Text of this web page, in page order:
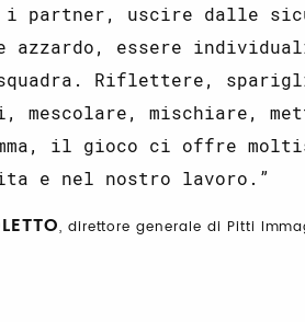
i partner, uscire dalle
azzardo, essere
Riflettere,
mescolare, mischiare,
il gioco ci offre
e nel nostro lavoro.
, direttore generale di Pitti